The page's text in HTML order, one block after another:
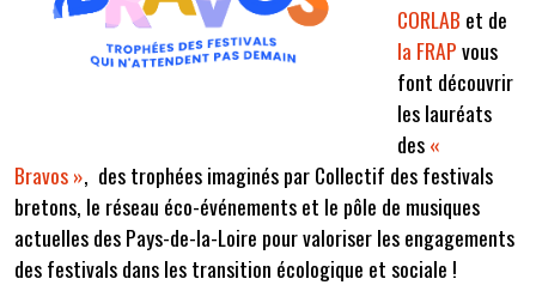
CORLAB et de
la FRAPvous
font découvrir
les lauréats
des«
Bravos », des trophées imaginés par Collectif des festivals
bretons, le réseau éco-événements et le pôle de musiques
actuelles des Pays-de-la-Loire pour valoriser les engagements
des festivals dans les transition écologique et sociale !